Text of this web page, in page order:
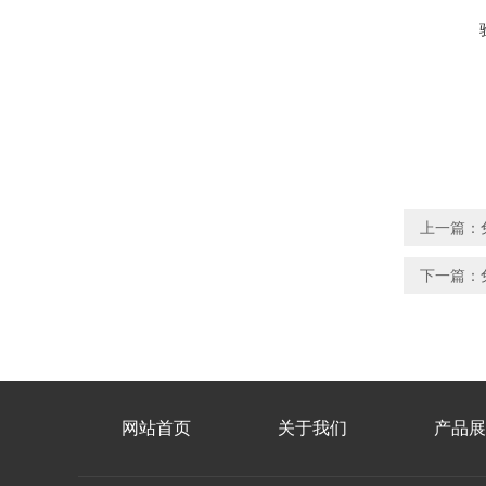
上一篇：
下一篇：
网站首页 关于我们 产品